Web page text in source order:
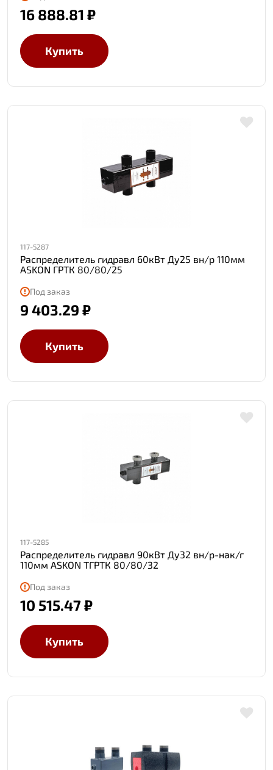
16 888.81 ₽
Купить
117-5287
Распределитель гидравл 60кВт Ду25 вн/р 110мм
ASKON ГРТК 80/80/25
Под заказ
9 403.29 ₽
Купить
117-5285
Распределитель гидравл 90кВт Ду32 вн/р-нак/г
110мм ASKON ТГРТК 80/80/32
Под заказ
10 515.47 ₽
Купить